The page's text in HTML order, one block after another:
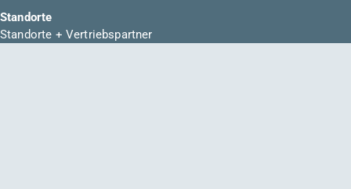
Standorte
Standorte + Vertriebspartner